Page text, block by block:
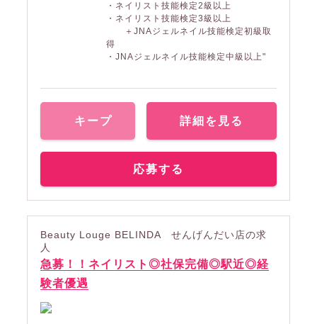
・ネイリスト技能検定2級以上
・ネイリスト技能検定3級以上
＋JNAジェルネイル技能検定初級取
得
・JNAジェルネイル技能検定中級以上"
キープ 詳細を見る
応募する
Beauty Louge BELINDA せんげんだい店の求
人
急募！！ネイリスト◎社保完備◎駅近◎経
験者優遇